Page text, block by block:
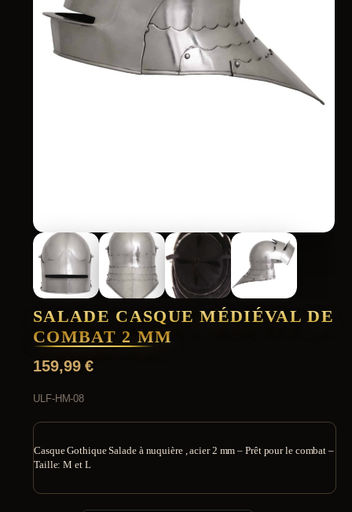
SALADE CASQUE MÉDIÉVAL DE
COMBAT 2 MM
159,99€
ULF-HM-08
Casque Gothique Salade à nuquière , acier 2 mm – Prêt pour le combat –
Taille: M et L